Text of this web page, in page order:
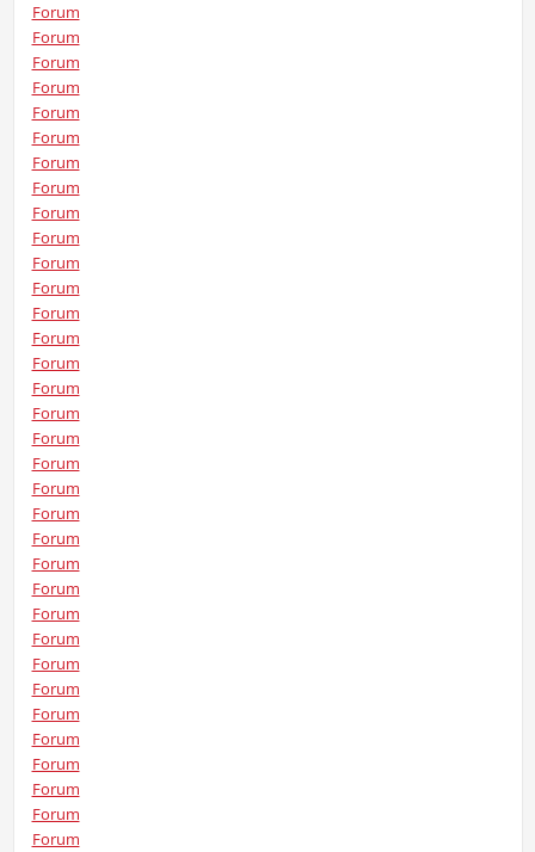
Forum
Forum
Forum
Forum
Forum
Forum
Forum
Forum
Forum
Forum
Forum
Forum
Forum
Forum
Forum
Forum
Forum
Forum
Forum
Forum
Forum
Forum
Forum
Forum
Forum
Forum
Forum
Forum
Forum
Forum
Forum
Forum
Forum
Forum